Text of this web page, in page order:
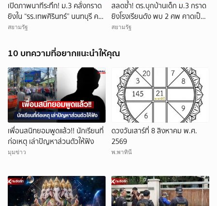
เปิดภาพนาทีระทึก! ม.3 คลั่งกราด
ยิงใน “รร.เทพศิรินทร์” นนทบุรี ครู
ดับ 2 บาดเจ็บกว่า 20 ราย ก่อนยิง
สยามรัฐ
สลดซ้ำ! ตร.บุกบ้านเด็ก ม.3 กราด
ยิงโรงเรียนดัง พบ 2 ศพ คาดเป็น
ปู่-ย่า โดนสังหารก่อนก่อเหตุ
สยามรัฐ
10 บทความที่อยากแนะนำให้คุณ
เพื่อนสนิทยอมพูดแล้ว!! นักเรียนที่
ก่อเหตุ เล่าปัญหาส่วนตัวให้ฟัง
มุมข่าว
ดวงวันเสาร์ที่ 8 สิงหาคม พ.ศ.
2569
พ.พาทินี